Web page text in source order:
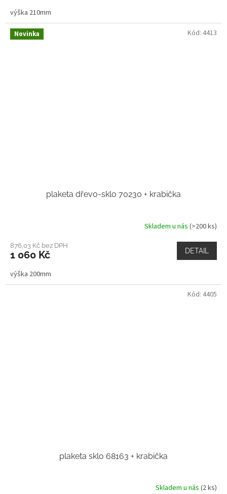
výška 210mm
Novinka
plaketa dřevo-sklo 70230 + krabička
Skladem u nás (>200 ks)
876,03 Kč bez DPH
1 060 Kč DETAIL
výška 200mm
Kód: 4413
plaketa sklo 68163 + krabička
Skladem u nás (2 ks)
Kód: 4405